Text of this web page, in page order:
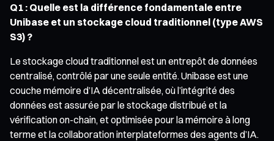
Q1 : Quelle est la différence fondamentale entre
Unibase et un stockage cloud traditionnel (type AWS
S3) ?
Le stockage cloud traditionnel est un entrepôt de données
centralisé, contrôlé par une seule entité. Unibase est une
couche mémoire d’IA décentralisée, où l’intégrité des
données est assurée par le stockage distribué et la
vérification on-chain, et optimisée pour la mémoire à long
terme et la collaboration interplateformes des agents d’IA.